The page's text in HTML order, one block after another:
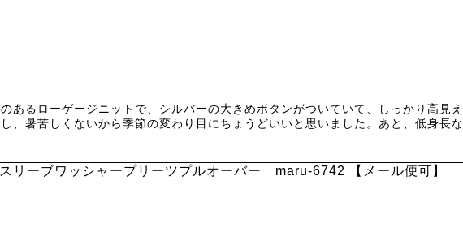
あるローゲージニットで、シルバーの大きめボタンがついていて、しっかり高見え
、暑苦しくないから季節の変わり目にちょうどいいと思いました。あと、低身長な
リーブワッシャープリーツプルオーバー maru-6742 【メール便可】